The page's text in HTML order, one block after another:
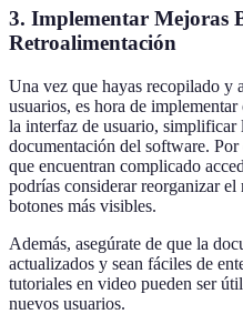
3. Implementar Mejoras
Retroalimentación
Una vez que hayas recopilado y
usuarios, es hora de
la interfaz de usuario, simplificar
documentación del software.
que encuentran complicado
podrías considerar reorganizar
botones más visibles.
Además, asegúrate de que la
actualizados y sean fáciles de
tutoriales en video pueden ser
nuevos usuarios.